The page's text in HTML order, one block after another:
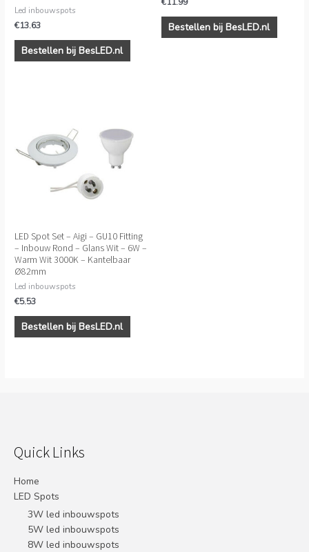
Led inbouwspots
€13.63
Bestellen bij BesLED.nl
Bestellen bij BesLED.nl
LED Spot Set – Aigi – GU10 Fitting
– Inbouw Rond – Glans Wit – 6W –
Warm Wit 3000K – Kantelbaar
Ø82mm
Led inbouwspots
€5.53
Bestellen bij BesLED.nl
Quick Links
Home
LED Spots
3W led inbouwspots
5W led inbouwspots
8W led inbouwspots